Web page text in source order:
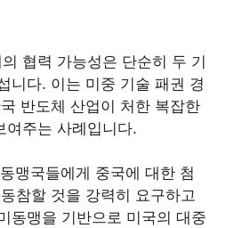
협력 가능성은 단순히 두 기
니다. 이는 미중 기술 패권 경
반도체 산업이 처한 복잡한
여주는 사례입니다.
맹국들에게 중국에 대한 첨
참할 것을 강력히 요구하고
동맹을 기반으로 미국의 대중